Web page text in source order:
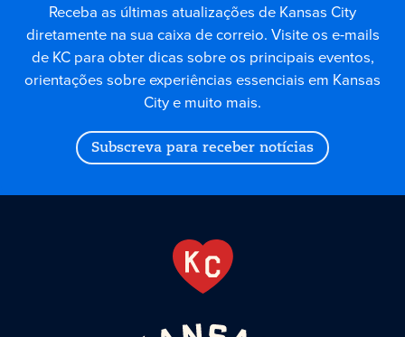
Receba as últimas atualizações de Kansas City
diretamente na sua caixa de correio. Visite os e-mails
de KC para obter dicas sobre os principais eventos,
orientações sobre experiências essenciais em Kansas
City e muito mais.
Subscreva para receber notícias